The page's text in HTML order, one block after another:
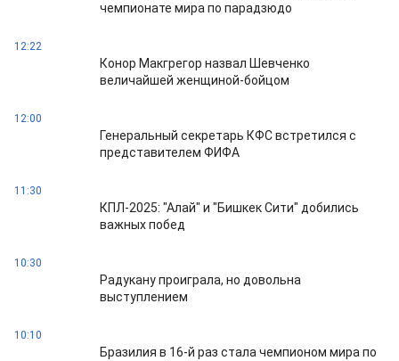
чемпионате мира по парадзюдо
12:22
Конор Макгрегор назвал Шевченко
величайшей женщиной-бойцом
12:00
Генеральный секретарь КФС встретился с
представителем ФИФА
11:30
КПЛ-2025: "Алай" и "Бишкек Сити" добились
важных побед
10:30
Радукану проиграла, но довольна
выступлением
10:10
Бразилия в 16-й раз стала чемпионом мира по